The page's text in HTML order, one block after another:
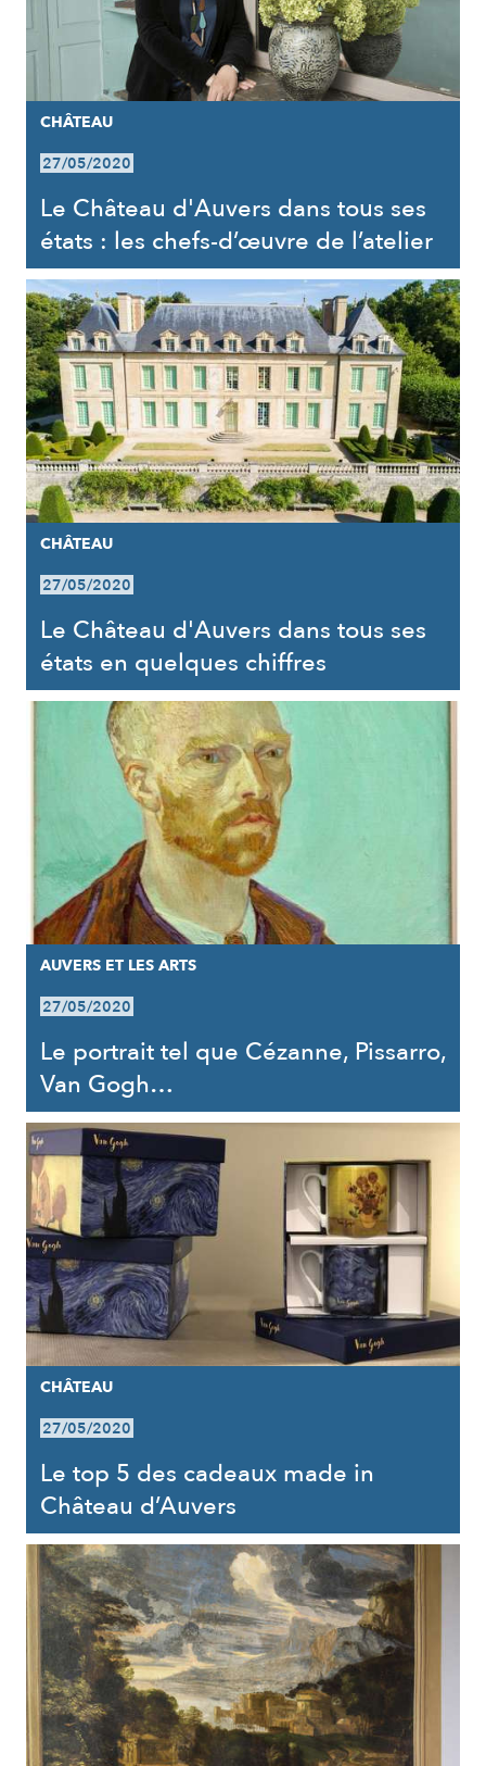
CHÂTEAU
27/05/2020
Le Château d'Auvers dans tous ses
états : les chefs-d’œuvre de l’atelier
CHÂTEAU
27/05/2020
Le Château d'Auvers dans tous ses
états en quelques chiffres
AUVERS ET LES ARTS
27/05/2020
Le portrait tel que Cézanne, Pissarro,
Van Gogh…
CHÂTEAU
27/05/2020
Le top 5 des cadeaux made in
Château d’Auvers